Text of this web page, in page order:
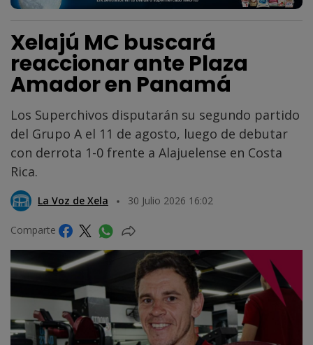
Xelajú MC buscará
reaccionar ante Plaza
Amador en Panamá
Los Superchivos disputarán su segundo partido
del Grupo A el 11 de agosto, luego de debutar
con derrota 1-0 frente a Alajuelense en Costa
Rica.
La Voz de Xela 30 Julio 2026 16:02
Comparte